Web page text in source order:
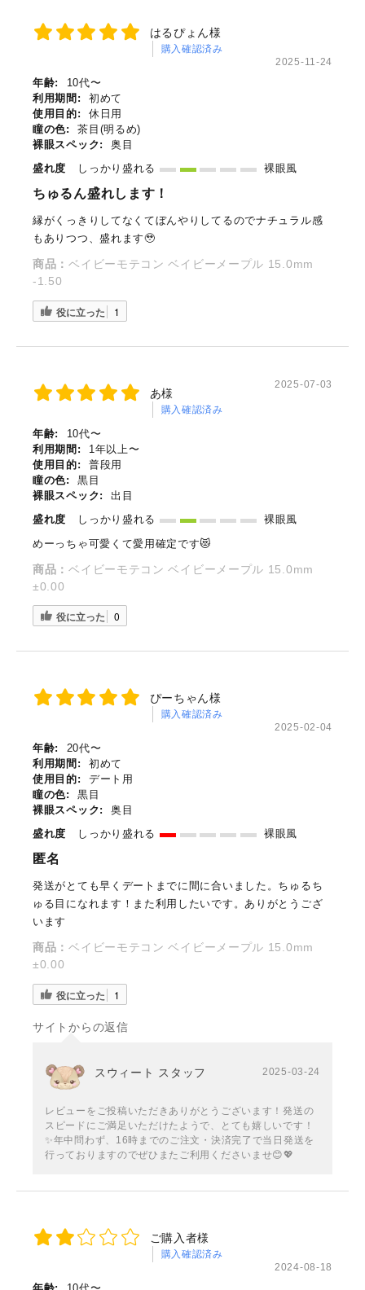
はるぴょん様
購入確認済み
2025-11-24
年齢:
10代〜
利用期間:
初めて
使用目的:
休日用
瞳の色:
茶目(明るめ)
裸眼スペック:
奥目
盛れ度
しっかり盛れる 裸眼風
ちゅるん盛れします！
縁がくっきりしてなくてぼんやりしてるのでナチュラル感
もありつつ、盛れます🥹
商品：ベイビーモテコン ベイビーメープル 15.0mm
-1.50
役に立った 1
あ様
購入確認済み
2025-07-03
年齢:
10代〜
利用期間:
1年以上〜
使用目的:
普段用
瞳の色:
黒目
裸眼スペック:
出目
盛れ度
しっかり盛れる
裸眼風
めーっちゃ可愛くて愛用確定です😻
商品：ベイビーモテコン ベイビーメープル 15.0mm
±0.00
役に立った 0
ぴーちゃん様
購入確認済み
2025-02-04
年齢:
20代〜
利用期間:
初めて
使用目的:
デート用
瞳の色:
黒目
裸眼スペック:
奥目
盛れ度
しっかり盛れる 裸眼風
匿名
発送がとても早くデートまでに間に合いました。ちゅるち
ゅる目になれます！また利用したいです。ありがとうござ
います
商品：ベイビーモテコン ベイビーメープル 15.0mm
±0.00
役に立った 1
サイトからの返信
スウィート スタッフ 2025-03-24
レビューをご投稿いただきありがとうございます！発送の
スピードにご満足いただけたようで、とても嬉しいです！
✨年中問わず、16時までのご注文・決済完了で当日発送を
行っておりますのでぜひまたご利用くださいませ😊💖
ご購入者様
購入確認済み
2024-08-18